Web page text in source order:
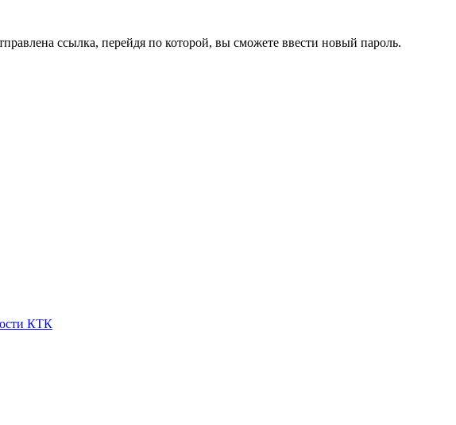
ссылка, перейдя по которой, вы сможете ввести новый пароль.
КТК